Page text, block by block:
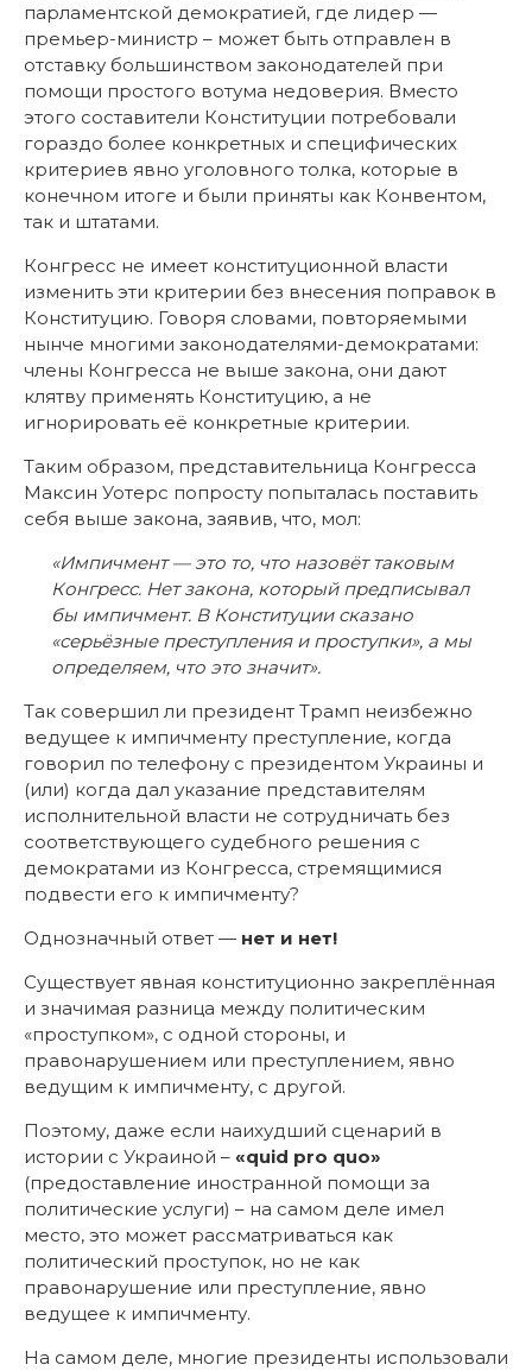
парламентской демократией, где лидер —
премьер-министр – может быть отправлен в
отставку большинством законодателей при
помощи простого вотума недоверия. Вместо
этого составители Конституции потребовали
гораздо более конкретных и специфических
критериев явно уголовного толка, которые в
конечном итоге и были приняты как Конвентом,
так и штатами.
Конгресс не имеет конституционной власти
изменить эти критерии без внесения поправок в
Конституцию. Говоря словами, повторяемыми
нынче многими законодателями-демократами:
члены Конгресса не выше закона, они дают
клятву применять Конституцию, а не
игнорировать её конкретные критерии.
Таким образом, представительница Конгресса
Максин Уотерс попросту попыталась поставить
себя выше закона, заявив, что, мол:
«Импичмент — это то, что назовёт таковым
Конгресс. Нет закона, который предписывал
бы импичмент. В Конституции сказано
«серьёзные преступления и проступки», а мы
определяем, что это значит».
Так совершил ли президент Трамп неизбежно
ведущее к импичменту преступление, когда
говорил по телефону с президентом Украины и
(или) когда дал указание представителям
исполнительной власти не сотрудничать без
соответствующего судебного решения с
демократами из Конгресса, стремящимися
подвести его к импичменту?
Однозначный ответ — нет и нет!
Существует явная конституционно закреплённая
и значимая разница между политическим
«проступком», с одной стороны, и
правонарушением или преступлением, явно
ведущим к импичменту, с другой.
Поэтому, даже если наихудший сценарий в
истории с Украиной – «quid pro quo»
(предоставление иностранной помощи за
политические услуги) – на самом деле имел
место, это может рассматриваться как
политический проступок, но не как
правонарушение или преступление, явно
ведущее к импичменту.
На самом деле, многие президенты использовали